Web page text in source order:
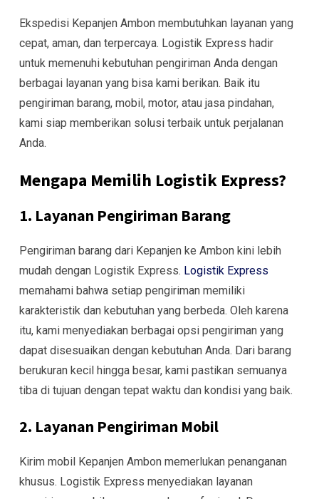
Ekspedisi Kepanjen Ambon membutuhkan layanan yang
cepat, aman, dan terpercaya. Logistik Express hadir
untuk memenuhi kebutuhan pengiriman Anda dengan
berbagai layanan yang bisa kami berikan. Baik itu
pengiriman barang, mobil, motor, atau jasa pindahan,
kami siap memberikan solusi terbaik untuk perjalanan
Anda.
Mengapa Memilih Logistik Express?
1. Layanan Pengiriman Barang
Pengiriman barang dari Kepanjen ke Ambon kini lebih
mudah dengan Logistik Express. Logistik Express
memahami bahwa setiap pengiriman memiliki
karakteristik dan kebutuhan yang berbeda. Oleh karena
itu, kami menyediakan berbagai opsi pengiriman yang
dapat disesuaikan dengan kebutuhan Anda. Dari barang
berukuran kecil hingga besar, kami pastikan semuanya
tiba di tujuan dengan tepat waktu dan kondisi yang baik.
2. Layanan Pengiriman Mobil
Kirim mobil Kepanjen Ambon memerlukan penanganan
khusus. Logistik Express menyediakan layanan